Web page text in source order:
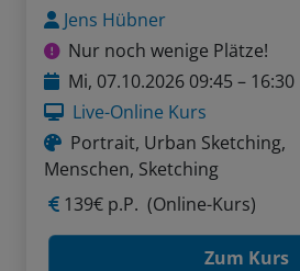
Jens Hübner
Nur noch wenige Plätze!
Mi, 07.10.2026 09:45 – 16:30
Live-Online Kurs
Portrait, Urban Sketching,
Menschen, Sketching
139€ p.P. (Online-Kurs)
Zum Kurs